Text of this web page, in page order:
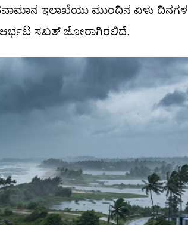
ಹವಾಮಾನ ಇಲಾಖೆಯು ಮುಂದಿನ ಏಳು ದಿನಗಳ
ಆರ್ಭಟ ಸಖತ್ ಜೋರಾಗಿರಲಿದೆ.